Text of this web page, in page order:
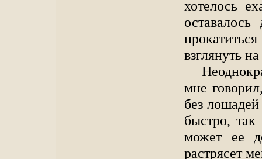
хотелось
взглянуть
мне
без
быстро,
может ее
растрясет